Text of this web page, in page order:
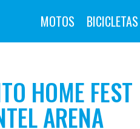
MOTOS BICICLETAS
HOME FEST
ARENA